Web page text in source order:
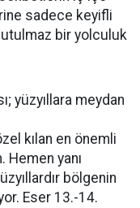
sadece keyifli
bir yolculuk
yüzyıllara meydan
kılan en önemli
yanı
bölgenin
Eser 13.-14.